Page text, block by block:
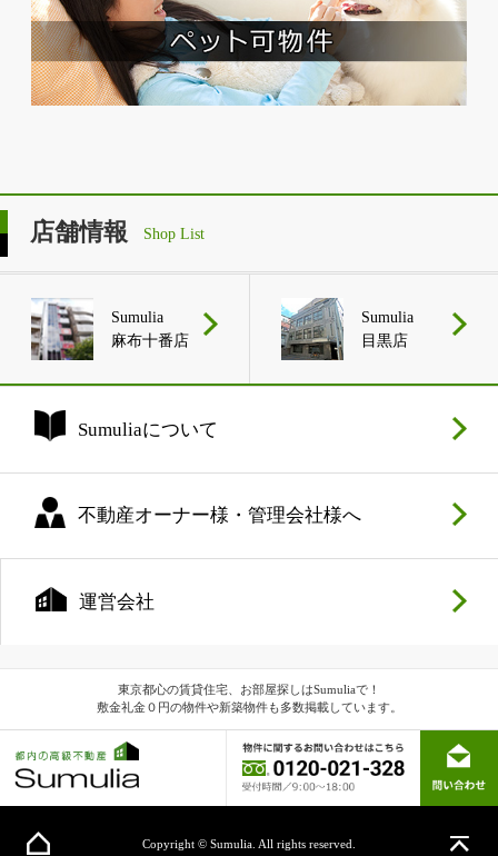
店舗情報 Shop List
Sumulia
麻布十番店
Sumulia
目黒店
Sumuliaについて
不動産オーナー様・管理会社様へ
運営会社
東京都心の賃貸住宅、お部屋探しはSumuliaで！
敷金礼金０円の物件や新築物件も多数掲載しています。
Copyright © Sumulia. All rights reserved.